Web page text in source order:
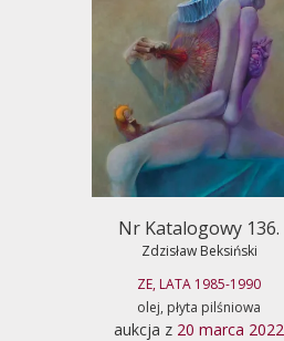
Nr Katalogowy 136.
Zdzisław Beksiński
ZE, LATA 1985-1990
olej, płyta pilśniowa
aukcja z 20 marca 2022